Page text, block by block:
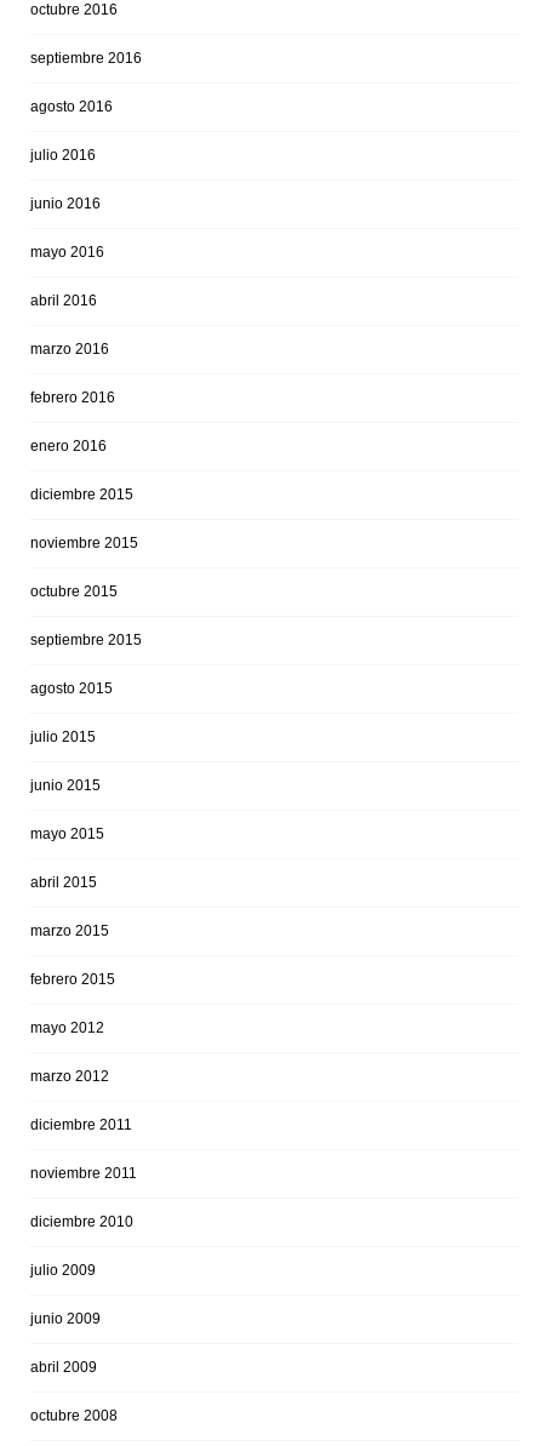
octubre 2016
septiembre 2016
agosto 2016
julio 2016
junio 2016
mayo 2016
abril 2016
marzo 2016
febrero 2016
enero 2016
diciembre 2015
noviembre 2015
octubre 2015
septiembre 2015
agosto 2015
julio 2015
junio 2015
mayo 2015
abril 2015
marzo 2015
febrero 2015
mayo 2012
marzo 2012
diciembre 2011
noviembre 2011
diciembre 2010
julio 2009
junio 2009
abril 2009
octubre 2008